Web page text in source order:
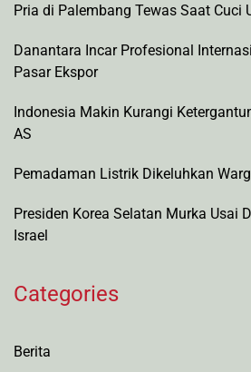
Pria di Palembang Tewas Saat Cuci
Danantara Incar Profesional
Pasar Ekspor
Indonesia Makin Kurangi
AS
Pemadaman Listrik Dikeluhkan
Presiden Korea Selatan Murka Usai
Israel
Categories
Berita